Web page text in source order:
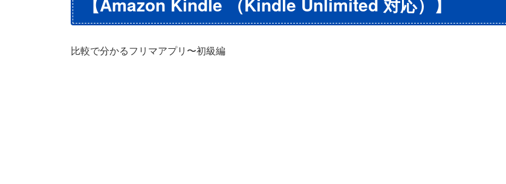
比較で分かるフリマアプリ〜初級編